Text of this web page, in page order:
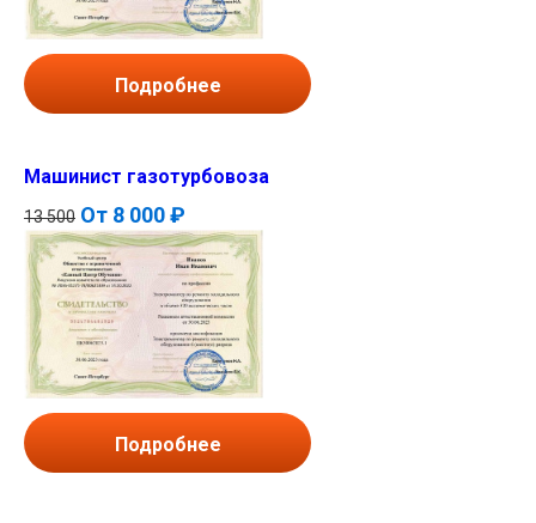
Подробнее
Машинист газотурбовоза
13 500 От 8 000 ₽
Подробнее